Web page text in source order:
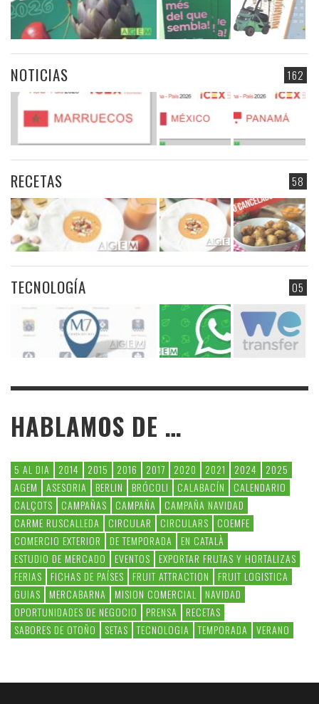
162
NOTICIAS
58
RECETAS
05
TECNOLOGÍA
HABLAMOS DE …
5 AL DIA 2014 2015 2016 2017 2020 2021 2024
2025
AGEM
ASESORIA BERLIN BRÓCOLI CALABACÍN
CALENDARIO
CALÇOTS
CAMPAÑAS CAMPAÑA
CAMPAÑA NAVIDAD
CARME RUSCALLEDA
CIRCULAR CIRCULARS
COEMFE
COMERCIO EXTERIOR
DE TEMPORADA
EN CATALÀ
ESTUDIO DE MERCADO
EVENTOS
EXPORTAR FRUTAS Y HORTALIZAS
FERIAS
FICHAS DE PAÍSES FRUIT ATTRACTION
FRUIT LOGISTICA
GUIAS
MERCABARNA MISION COMERCIAL
NAVIDAD
OPORTUNIDADES DE NEGOCIO
PRENSA
RECETAS
SABORES DE OTOÑO
SETAS TECNOLOGIA TEMPORADA VERANO